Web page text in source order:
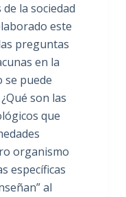
la sociedad
este
preguntas
en la
se puede
son las
que
organismo
específicas
al